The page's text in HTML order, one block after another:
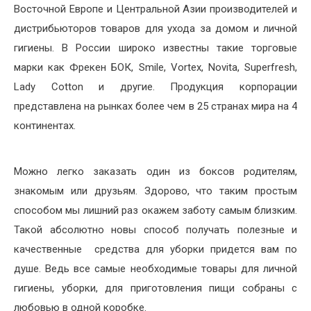
Восточной Европе и Центральной Азии производителей и
дистрибьюторов товаров для ухода за домом и личной
гигиены. В России широко известны такие торговые
марки как Фрекен БОК, Smile, Vortex, Novita, Superfresh,
Lady Cotton и другие. Продукция корпорации
представлена на рынках более чем в 25 странах мира на 4
континентах.
Можно легко заказать один из боксов родителям,
знакомым или друзьям. Здорово, что таким простым
способом мы лишний раз окажем заботу самым близким.
Такой абсолютно новы способ получать полезные и
качественные средства для уборки придется вам по
душе. Ведь все самые необходимые товары для личной
гигиены, уборки, для приготовления пищи собраны с
любовью в одной коробке.